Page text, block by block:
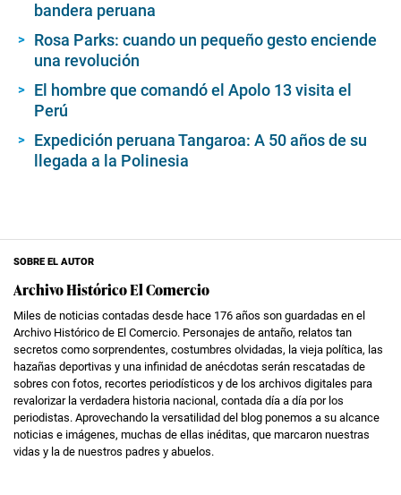
bandera peruana
Rosa Parks: cuando un pequeño gesto enciende
una revolución
El hombre que comandó el Apolo 13 visita el
Perú
Expedición peruana Tangaroa: A 50 años de su
llegada a la Polinesia
SOBRE EL AUTOR
Archivo Histórico El Comercio
Miles de noticias contadas desde hace 176 años son guardadas en el
Archivo Histórico de El Comercio. Personajes de antaño, relatos tan
secretos como sorprendentes, costumbres olvidadas, la vieja política, las
hazañas deportivas y una infinidad de anécdotas serán rescatadas de
sobres con fotos, recortes periodísticos y de los archivos digitales para
revalorizar la verdadera historia nacional, contada día a día por los
periodistas. Aprovechando la versatilidad del blog ponemos a su alcance
noticias e imágenes, muchas de ellas inéditas, que marcaron nuestras
vidas y la de nuestros padres y abuelos.